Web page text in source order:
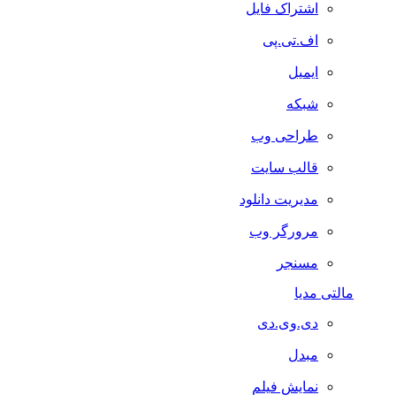
اشتراک فایل
اف.تی.پی
ایمیل
شبکه
طراحی وب
قالب سایت
مدیریت دانلود
مرورگر وب
مسنجر
مالتی مدیا
دی.وی.دی
مبدل
نمایش فیلم